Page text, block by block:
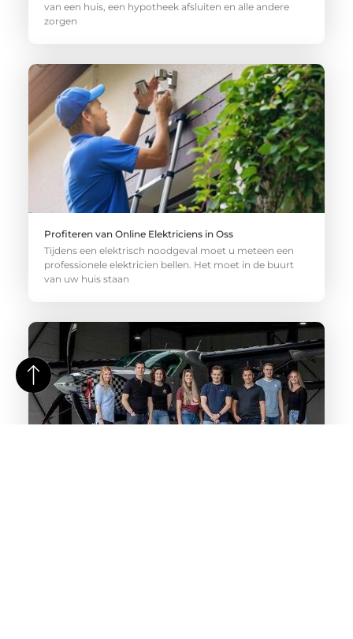
van een huis, een hypotheek afsluiten en alle andere
zorgen
Profiteren van Online Elektriciens in Oss
Tijdens een elektrisch noodgeval moet u meteen een
professionele elektricien bellen. Het moet in de buurt
van uw huis staan